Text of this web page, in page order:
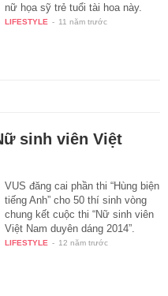
nữ họa sỹ trẻ tuổi tài hoa này.
LIFESTYLE - 11 năm trước
sinh viên Việt
VUS đăng cai phần thi “Hùng biện
tiếng Anh” cho 50 thí sinh vòng
chung kết cuộc thi “Nữ sinh viên
Việt Nam duyên dáng 2014”.
LIFESTYLE - 12 năm trước